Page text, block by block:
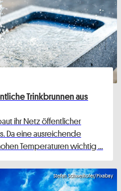
Trinkbrunnen aus
ihr Netz öffentlicher
Da eine ausreichende
Temperaturen wichtig …
Stefan Schweihofer/Pixabay